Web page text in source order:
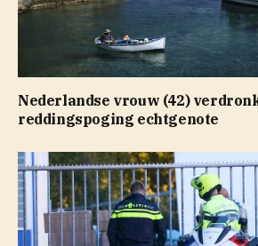
Nederlandse vrouw (42)
reddingspoging echtgenote